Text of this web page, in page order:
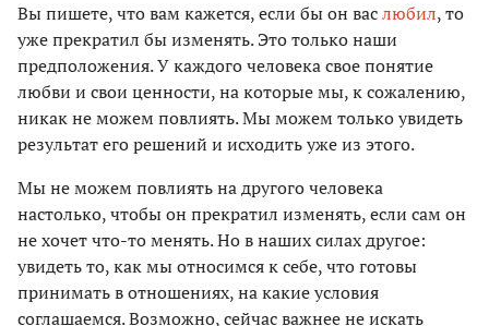
Вы пишете, что вам кажется, если бы он васлюбил, то
уже прекратил бы изменять. Это только наши
предположения. У каждого человека свое понятие
любви и свои ценности, на которые мы, к сожалению,
никак не можем повлиять. Мы можем только увидеть
результат его решений и исходить уже из этого.
Мы не можем повлиять на другого человека
настолько, чтобы он прекратил изменять, если сам он
не хочет что-то менять. Но в наших силах другое:
увидеть то, как мы относимся к себе, что готовы
принимать в отношениях, на какие условия
соглашаемся. Возможно, сейчас важнее не искать